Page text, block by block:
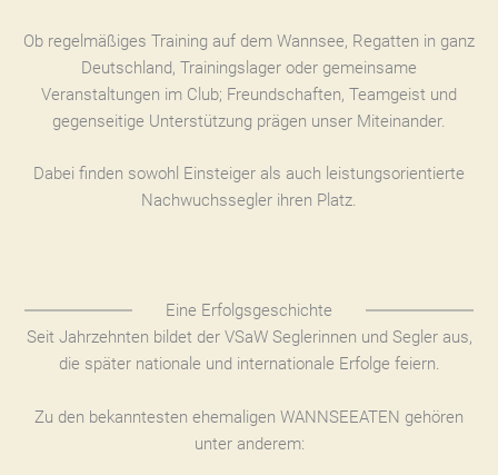
Ob regelmäßiges Training auf dem Wannsee, Regatten in ganz
Deutschland, Trainingslager oder gemeinsame
Veranstaltungen im Club; Freundschaften, Teamgeist und
gegenseitige Unterstützung prägen unser Miteinander.
Dabei finden sowohl Einsteiger als auch leistungsorientierte
Nachwuchssegler ihren Platz.
Eine Erfolgsgeschichte
Seit Jahrzehnten bildet der VSaW Seglerinnen und Segler aus,
die später nationale und internationale Erfolge feiern.
Zu den bekanntesten ehemaligen WANNSEEATEN gehören
unter anderem: